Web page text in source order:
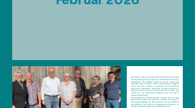
Frau Françoise Moser hat den Gemeinderat Herznach-Ueken im Rahmen
einer Klausurtagung fachlich begleitet und unterstützt. Dank ihrer hohen
Fachkompetenz, der sorgfältigen Vorbereitung sowie der professionellen
Moderation konnte die Klausur effizient und zielorientiert durchgeführt
werden. Frau Moser verstand es ausgezeichnet, die unterschiedlichen
Sichtweisen der Ratsmitglieder aufzunehmen, konstruktive Diskussion zu
fördern und den Fokus stets auf die vereinbarten Ziele zu richten. Sehr
wertvoll waren, ihre kommunikativen Fähigkeiten sowie das Gespür für
politische Fragenstellungen.
Die Zusammenarbeit war jederzeit angenehm, vertrauensvoll und von hoher
Professionalität geprägt. Frau Moser hat wesentlich zum Erfolg der
Klausurtagung beigetragen. Wir danken ihr für die wertvolle Unterstützung
und empfehlen sie als Fachperson für Begleitung und Moderation von
Strategie- und Entwicklungsprozessen uneingeschränkt weiter.